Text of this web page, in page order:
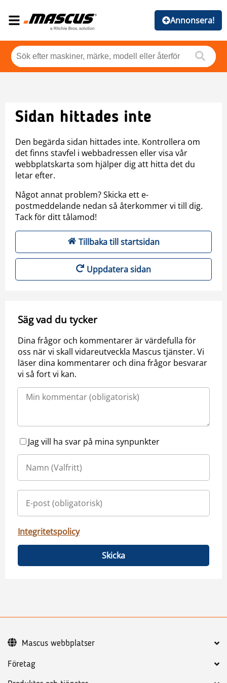
Annonsera!
Sidan hittades inte
Den begärda sidan hittades inte. Kontrollera om
det finns stavfel i webbadressen eller visa vår
webbplatskarta som hjälper dig att hitta det du
letar efter.
Något annat problem? Skicka ett e-
postmeddelande nedan så återkommer vi till dig.
Tack för ditt tålamod!
Tillbaka till startsidan
Uppdatera sidan
Säg vad du tycker
Dina frågor och kommentarer är värdefulla för
oss när vi skall vidareutveckla Mascus tjänster. Vi
läser dina kommentarer och dina frågor besvarar
vi så fort vi kan.
Jag vill ha svar på mina synpunkter
Integritetspolicy
Skicka
Företag
Mascus webbplatser